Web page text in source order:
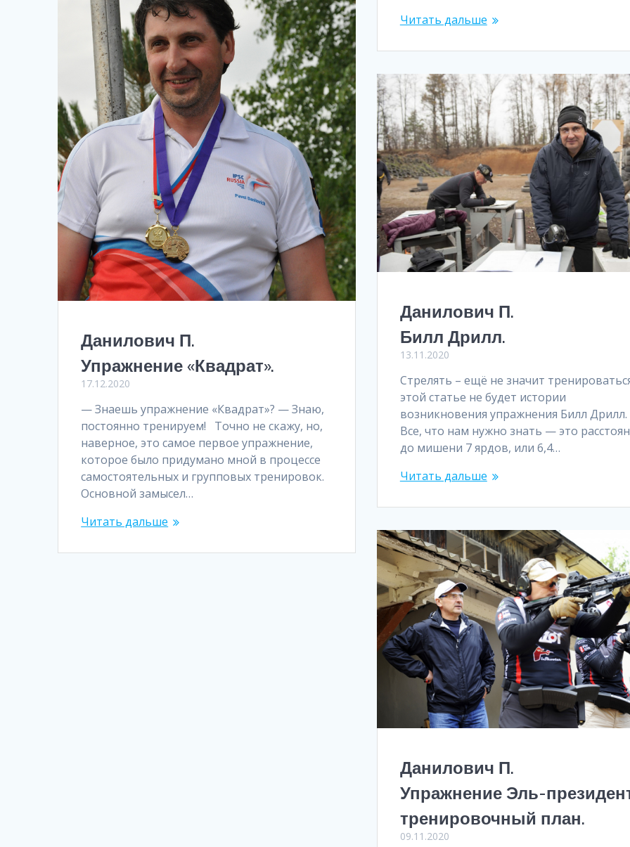
Читать дальше
Данилович П.
Упражнение «Квадрат».
17.12.2020
— Знаешь упражнение «Квадрат»? — Знаю,
постоянно тренируем! Точно не скажу, но,
наверное, это самое первое упражнение,
которое было придумано мной в процессе
самостоятельных и групповых тренировок.
Основной замысел…
Читать дальше
Данилович П.
Билл Дрилл.
13.11.2020
Стрелять – ещё не значит
этой статье не будет истории
возникновения упражнения Билл Дрилл.
Все, что нам нужно знать — это
до мишени 7 ярдов, или 6,4…
Читать дальше
Данилович П.
Упражнение Эль-
тренировочный план.
09.11.2020